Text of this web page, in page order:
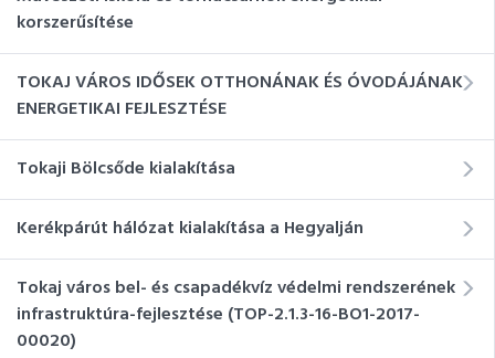
korszerűsítése
TOKAJ VÁROS IDŐSEK OTTHONÁNAK ÉS ÓVODÁJÁNAK
ENERGETIKAI FEJLESZTÉSE
Tokaji Bölcsőde kialakítása
Kerékpárút hálózat kialakítása a Hegyalján
Tokaj város bel- és csapadékvíz védelmi rendszerének
infrastruktúra-fejlesztése (TOP-2.1.3-16-BO1-2017-
00020)